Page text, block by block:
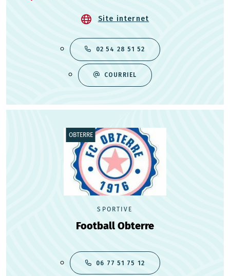
Site internet
02 54 28 51 52
COURRIEL
OBTERRE
SPORTIVE
Football Obterre
06 77 51 75 12